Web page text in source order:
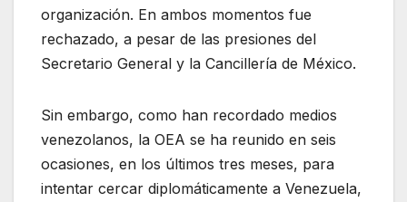
organización. En ambos momentos fue
rechazado, a pesar de las presiones del
Secretario General y la Cancillería de México.
Sin embargo, como han recordado medios
venezolanos, la OEA se ha reunido en seis
ocasiones, en los últimos tres meses, para
intentar cercar diplomáticamente a Venezuela,